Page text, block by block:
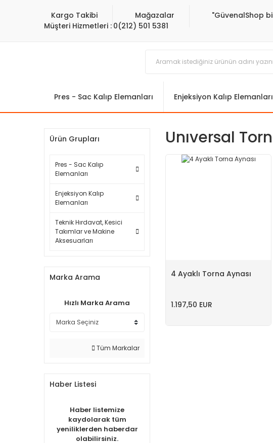
Kargo Takibi Mağazalar "GüvenalShop
Müşteri Hizmetleri : 0(212) 501 5381
Pres - Sac Kalıp Elemanları Enjeksiyon Kalıp Elemanları
Ürün Grupları
Pres - Sac Kalıp
Elemanları
Enjeksiyon Kalıp
Elemanları
Teknik Hırdavat, Kesici
Takımlar ve Makine
Aksesuarları
Marka Arama
Hızlı Marka Arama
Tüm Markalar
Haber Listesi
Haber listemize
kaydolarak tüm
yeniliklerden haberdar
olabilirsiniz.
Unıversal
4 Ayaklı Torna Aynası
1.197,50 EUR